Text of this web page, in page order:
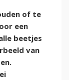
of te
een
beetjes
van